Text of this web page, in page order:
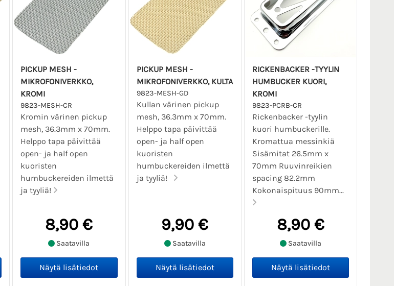
PICKUP MESH -
MIKROFONIVERKKO,
KROMI
9823-MESH-CR
Kromin värinen pickup
mesh, 36.3mm x 70mm.
Helppo tapa päivittää
open- ja half open
kuoristen
humbuckereiden ilmettä
ja tyyliä!
8,90 €
Saatavilla
PICKUP MESH -
MIKROFONIVERKKO, KULTA
9823-MESH-GD
Kullan värinen pickup
mesh, 36.3mm x 70mm.
Helppo tapa päivittää
open- ja half open
kuoristen
humbuckereiden ilmettä
ja tyyliä!
9,90 €
Saatavilla
RICKENBACKER -TYYLIN
HUMBUCKER KUORI,
KROMI
9823-PCRB-CR
Rickenbacker -tyylin
kuori humbuckerille.
Kromattua messinkiä
Sisämitat 26.5mm x
70mm Ruuvinreikien
spacing 82.2mm
Kokonaispituus 90mm...
8,90 €
Saatavilla